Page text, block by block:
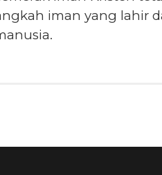
iman yang lahir